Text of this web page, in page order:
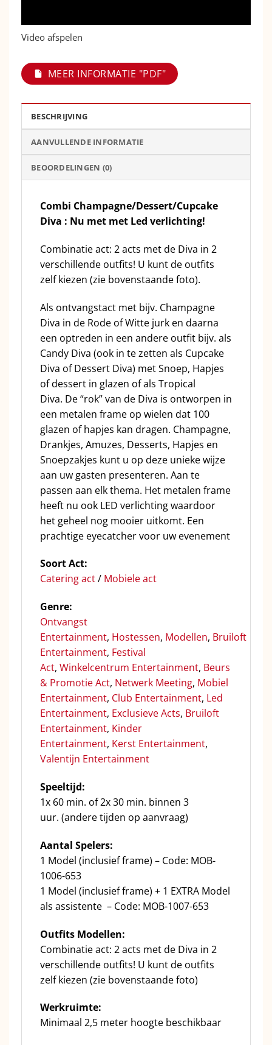
Video afspelen
MEER INFORMATIE "PDF"
BESCHRIJVING
AANVULLENDE INFORMATIE
BEOORDELINGEN (0)
Combi Champagne/Dessert/Cupcake
Diva : Nu met met Led verlichting!
Combinatie act: 2 acts met de Diva in 2
verschillende outfits! U kunt de outfits
zelf kiezen (zie bovenstaande foto).
Als ontvangstact met bijv. Champagne
Diva in de Rode of Witte jurk en daarna
een optreden in een andere outfit bijv. als
Candy Diva (ook in te zetten als Cupcake
Diva of Dessert Diva) met Snoep, Hapjes
of dessert in glazen of als Tropical
Diva. De “rok” van de Diva is ontworpen in
een metalen frame op wielen dat 100
glazen of hapjes kan dragen. Champagne,
Drankjes, Amuzes, Desserts, Hapjes en
Snoepzakjes kunt u op deze unieke wijze
aan uw gasten presenteren. Aan te
passen aan elk thema. Het metalen frame
heeft nu ook LED verlichting waardoor
het geheel nog mooier uitkomt. Een
prachtige eyecatcher voor uw evenement
Soort Act:
Catering act/ Mobiele act
Genre:
Ontvangst
Entertainment, Hostessen, Modellen, Bruiloft
Entertainment, Festival
Act, Winkelcentrum Entertainment, Beurs
& Promotie Act, Netwerk Meeting, Mobiel
Entertainment, Club Entertainment, Led
Entertainment, Exclusieve Acts, Bruiloft
Entertainment, Kinder
Entertainment, Kerst Entertainment,
Valentijn Entertainment
Speeltijd:
1x 60 min. of 2x 30 min. binnen 3
uur. (andere tijden op aanvraag)
Aantal Spelers:
1 Model (inclusief frame) – Code: MOB-
1006-653
1 Model (inclusief frame) + 1 EXTRA Model
als assistente – Code: MOB-1007-653
Outfits Modellen:
Combinatie act: 2 acts met de Diva in 2
verschillende outfits! U kunt de outfits
zelf kiezen (zie bovenstaande foto)
Werkruimte:
Minimaal 2,5 meter hoogte beschikbaar